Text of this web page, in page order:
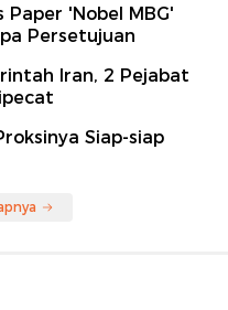
'Nobel MBG'
Persetujuan
Iran, 2 Pejabat
Siap-siap